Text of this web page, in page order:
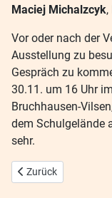
Maciej Michalzcyk
Vor oder nach der
Ausstellung zu
Gespräch zu
30.11. um 16 Uhr
Bruchhausen-
dem Schulgelände
sehr.
Vorheriger Beitrag:
Zurück